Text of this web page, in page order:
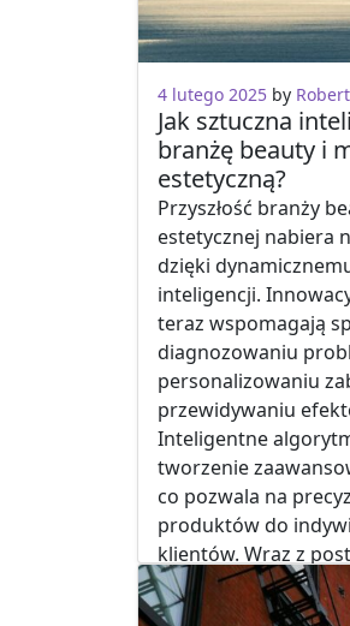
4 lutego 2025 by
Jak sztuczna
branżę beauty i
estetyczną?
Przyszłość branży
estetycznej nabiera
dzięki
inteligencji.
teraz wspomagają
diagnozowaniu
personalizowaniu
przewidywaniu
Inteligentne
tworzenie
co pozwala na
produktów do
klientów. Wraz z
technologicznym,
obiecuje…